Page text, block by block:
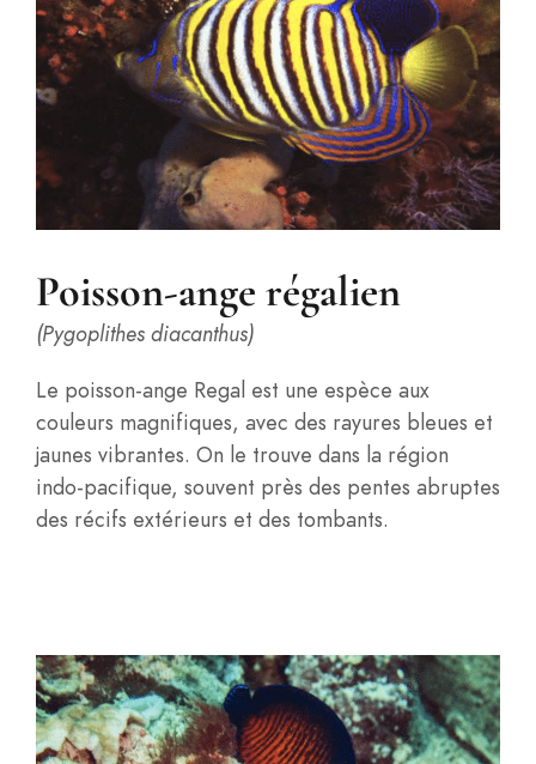
Poisson-ange régalien
(Pygoplithes diacanthus)
Le poisson-ange Regal est une espèce aux
couleurs magnifiques, avec des rayures bleues et
jaunes vibrantes. On le trouve dans la région
indo-pacifique, souvent près des pentes abruptes
des récifs extérieurs et des tombants.